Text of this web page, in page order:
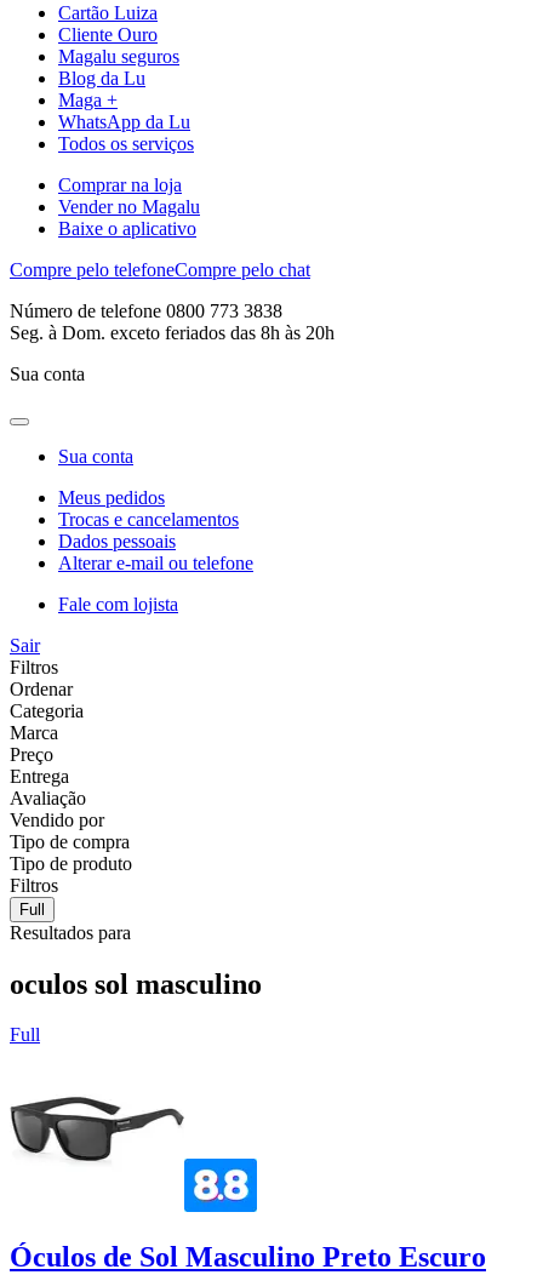
Cartão Luiza
Cliente Ouro
Magalu seguros
Blog da Lu
Maga +
WhatsApp da Lu
Todos os serviços
Comprar na loja
Vender no Magalu
Baixe o aplicativo
Compre pelo telefoneCompre pelo chat
Número de telefone 0800 773 3838
Seg. à Dom. exceto feriados das 8h às 20h
Sua conta
Sua conta
Meus pedidos
Trocas e cancelamentos
Dados pessoais
Alterar e-mail ou telefone
Fale com lojista
Sair
Filtros
Ordenar
Categoria
Marca
Preço
Entrega
Avaliação
Vendido por
Tipo de compra
Tipo de produto
Filtros
Full
Resultados para
oculos sol masculino
Full
Óculos de Sol Masculino Preto Escuro